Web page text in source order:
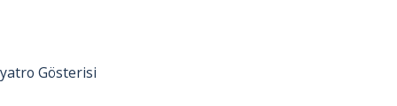
Gösterisi